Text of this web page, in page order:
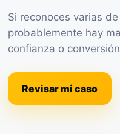
Si reconoces varias
probablemente hay
confianza o
Revisar mi caso